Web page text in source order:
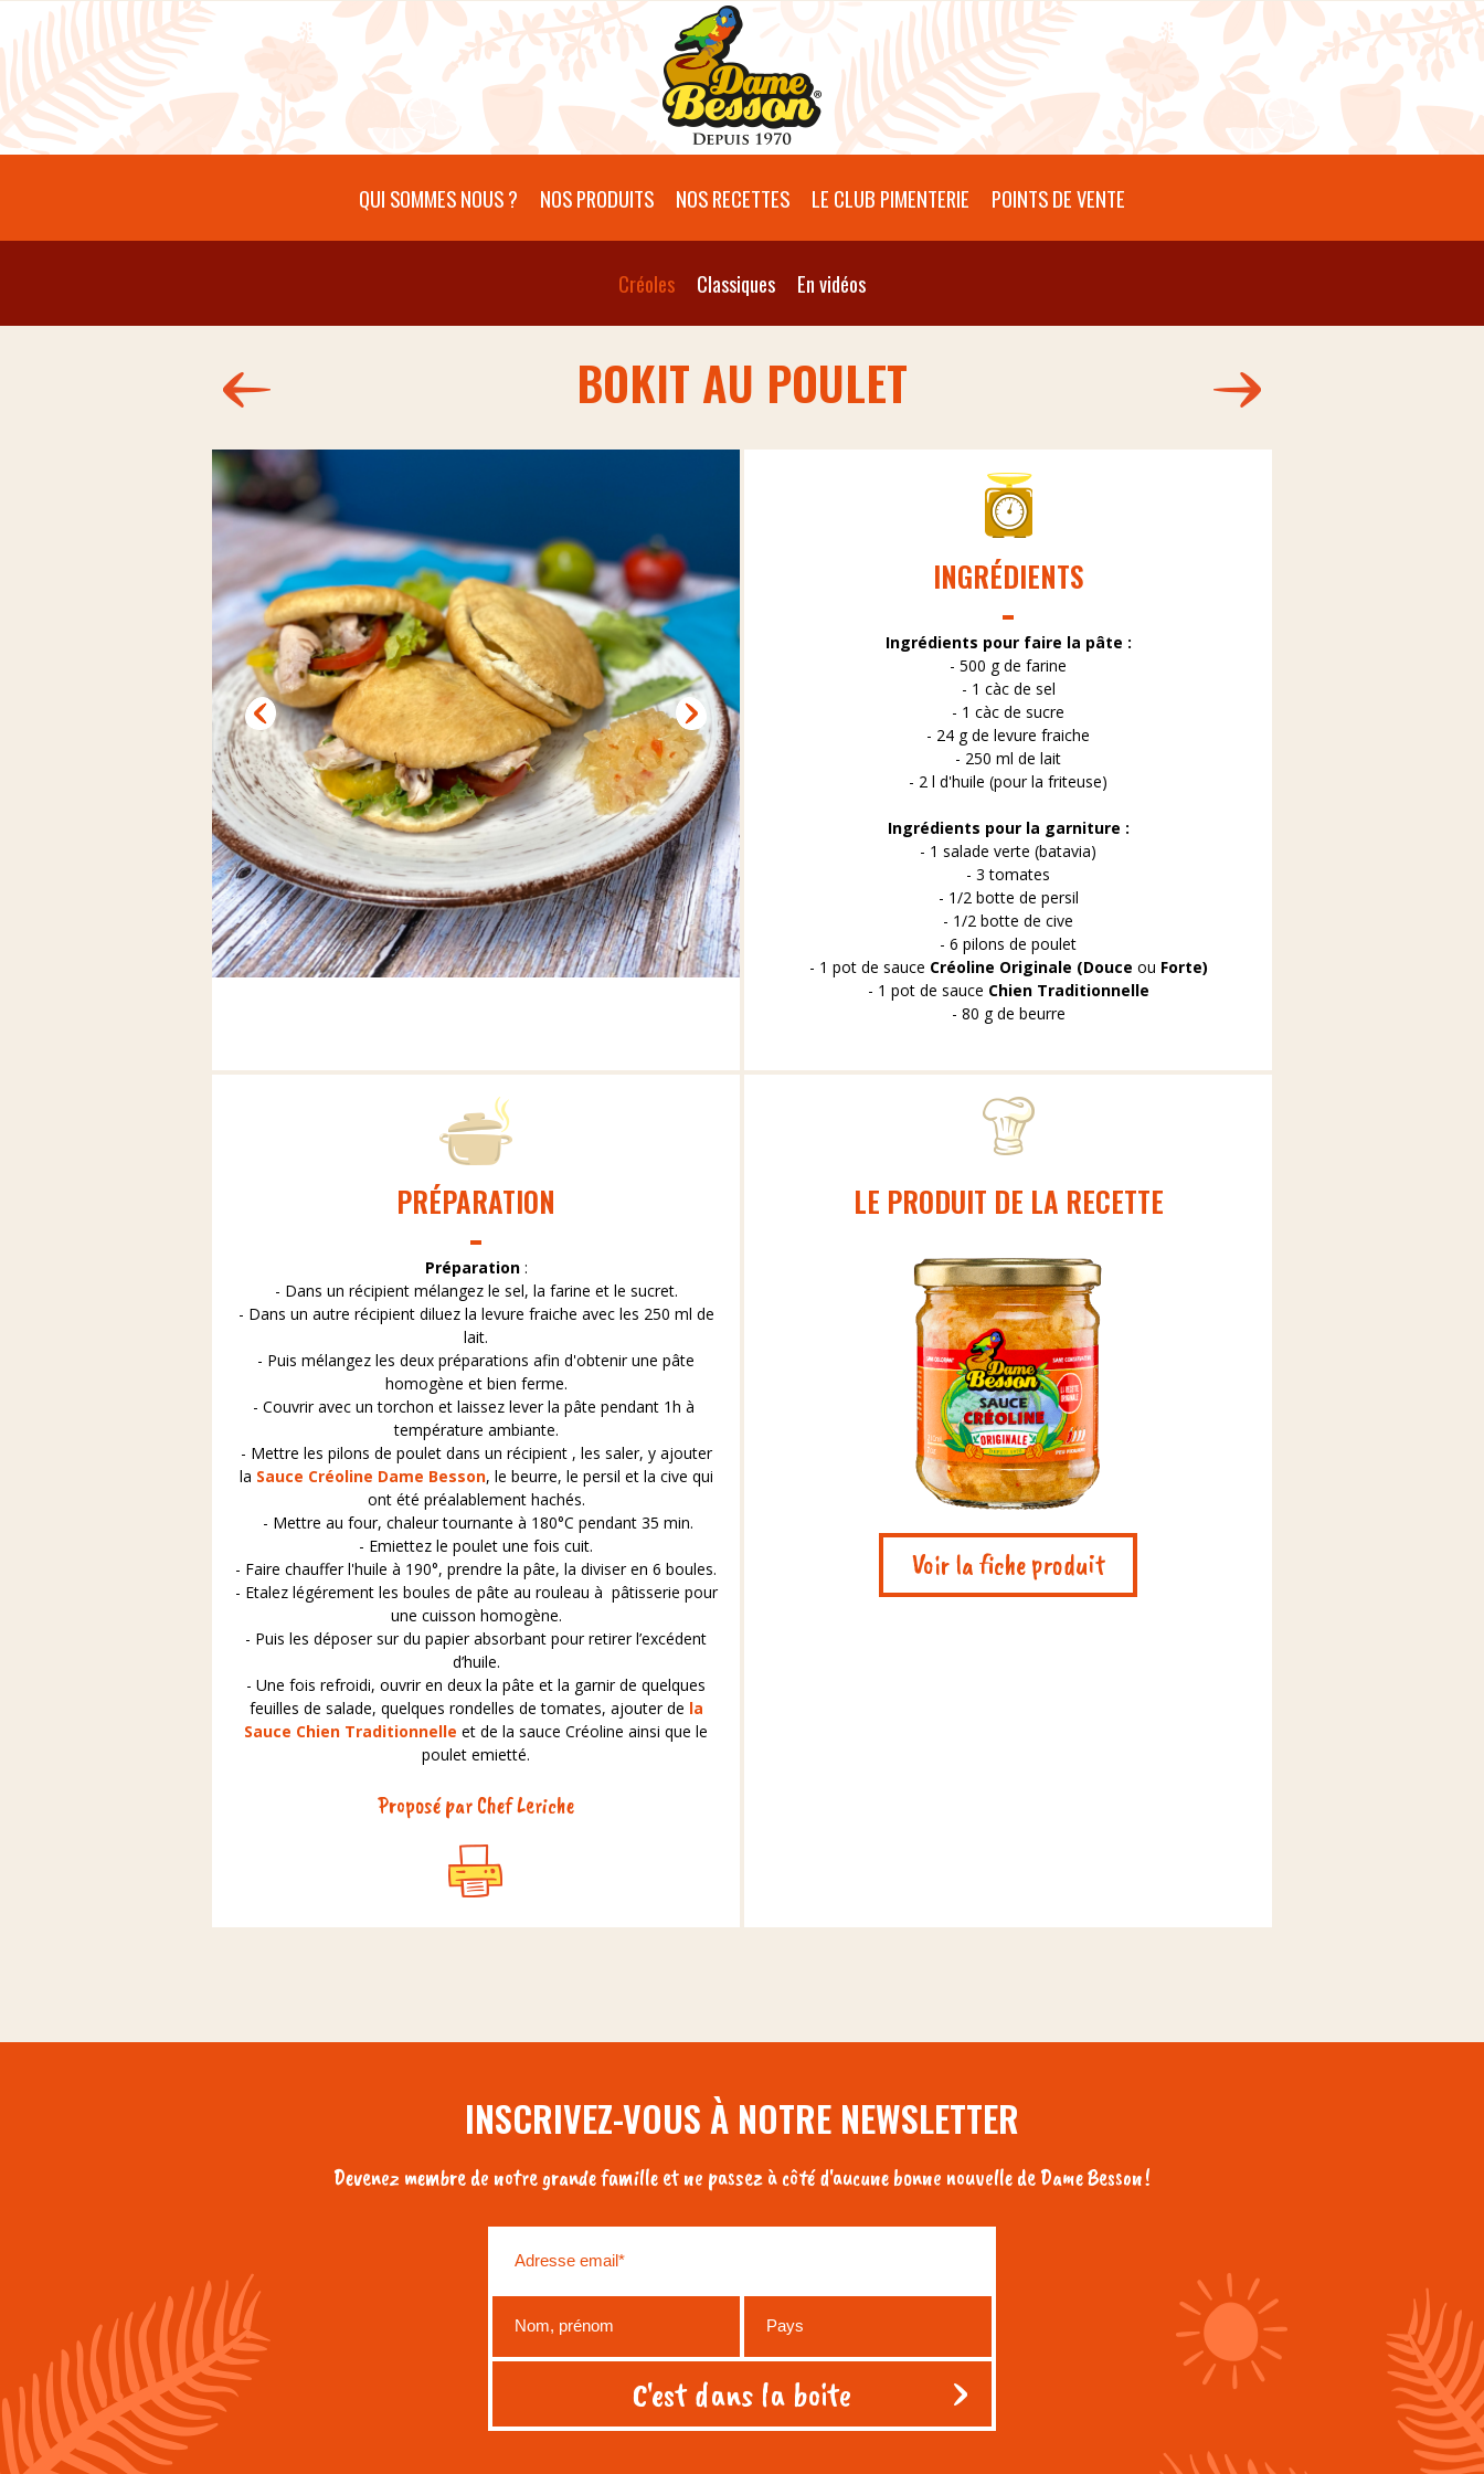
Aller au contenu principal
QUI SOMMES NOUS ? NOS PRODUITS NOS RECETTES LE CLUB PIMENTERIE POINTS DE VENTE
Créoles Classiques En vidéos
BOKIT AU POULET
INGRÉDIENTS
Ingrédients pour faire la pâte :
- 500 g de farine
- 1 càc de sel
- 1 càc de sucre
- 24 g de levure fraiche
- 250 ml de lait
- 2 l d'huile (pour la friteuse)
Ingrédients pour la garniture :
- 1 salade verte (batavia)
- 3 tomates
- 1/2 botte de persil
- 1/2 botte de cive
- 6 pilons de poulet
- 1 pot de sauce Créoline Originale (Douce ou Forte)
- 1 pot de sauce Chien Traditionnelle
- 80 g de beurre
PRÉPARATION
Préparation :
- Dans un récipient mélangez le sel, la farine et le sucret.
- Dans un autre récipient diluez la levure fraiche avec les 250 ml de
lait.
- Puis mélangez les deux préparations afin d'obtenir une pâte
homogène et bien ferme.
- Couvrir avec un torchon et laissez lever la pâte pendant 1h à
température ambiante.
- Mettre les pilons de poulet dans un récipient , les saler, y ajouter
la Sauce Créoline Dame Besson, le beurre, le persil et la cive qui
ont été préalablement hachés.
- Mettre au four, chaleur tournante à 180°C pendant 35 min.
- Emiettez le poulet une fois cuit.
- Faire chauffer l'huile à 190°, prendre la pâte, la diviser en 6 boules.
- Etalez légérement les boules de pâte au rouleau à pâtisserie pour
une cuisson homogène.
- Puis les déposer sur du papier absorbant pour retirer l’excédent
d’huile.
- Une fois refroidi, ouvrir en deux la pâte et la garnir de quelques
feuilles de salade, quelques rondelles de tomates, ajouter de la
Sauce Chien Traditionnelle et de la sauce Créoline ainsi que le
poulet emietté.
Proposé par Chef Leriche
LE PRODUIT DE LA RECETTE
Voir la fiche produit
INSCRIVEZ-VOUS À NOTRE NEWSLETTER
Devenez membre de notre grande famille et ne passez à côté d'aucune bonne nouvelle de Dame Besson !